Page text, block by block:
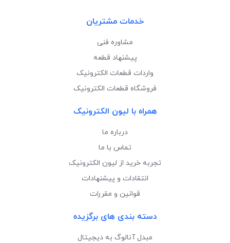
خدمات مشتریان
مشاوره فنی
پیشنهاد قطعه
واردات قطعات الکترونیک
فروشگاه قطعات الکترونیک
همراه با لیون الکترونیک
درباره ما
تماس با ما
تجربه خرید از لیون الکترونیک
انتقادات و پیشنهادات
قوانین و مقررات
دسته بندی های برگزیده
مبدل آنالوگ به دیجیتال